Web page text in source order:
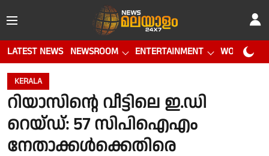
LATEST NEWS NEWSROOM ENTERTAINMENT WORLD CUP
KERALA
റിയാസിൻ്റെ വീട്ടിലെ ഇ.ഡി
റെയ്ഡ്: 57 സിപിഐഎം
നേതാക്കൾക്കെതിരെ